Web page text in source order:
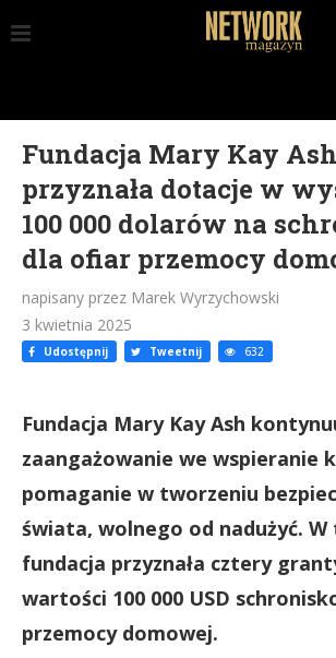
Fundacja Mary Kay Ash
przyznała dotacje w
100 000 dolarów na
dla ofiar przemocy
napisany przez Marek Wyrzychowski
3 kwietnia 2025
Udostępnij Tweetnij 632
Fundacja Mary Kay Ash
zaangażowanie we wspieranie
pomaganie w tworzeniu
świata, wolnego od nadużyć.
fundacja przyznała cztery
wartości 100 000 USD
przemocy domowej.